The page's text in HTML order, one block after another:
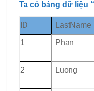
Ta có bảng dữ liệu
ID LastName
1 Phan
2 Luong